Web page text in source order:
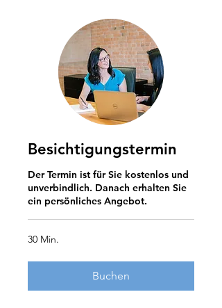
Besichtigungstermin
Der Termin ist für Sie kostenlos und
unverbindlich. Danach erhalten Sie
ein persönliches Angebot.
30 Min.
Buchen